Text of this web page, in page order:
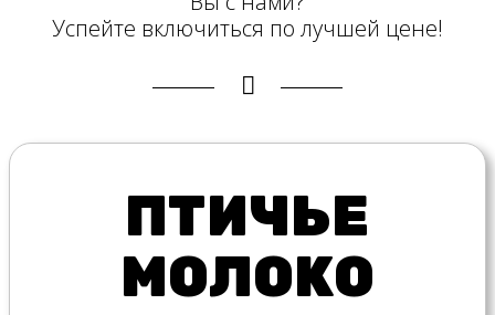
Успейте включиться по лучшей цене!
ПТИЧЬЕ
МОЛОКО